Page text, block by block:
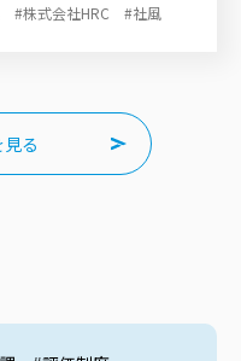
#株式会社HRC #社風
る